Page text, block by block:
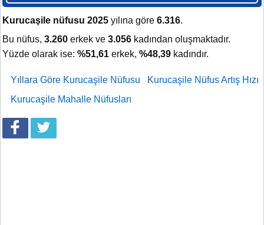
Kurucaşile nüfusu 2025 yılına göre 6.316.
Bu nüfus, 3.260 erkek ve 3.056 kadından oluşmaktadır.
Yüzde olarak ise: %51,61 erkek, %48,39 kadındır.
Yıllara Göre Kurucaşile Nüfusu
Kurucaşile Nüfus Artış Hızı
Kurucaşile Mahalle Nüfusları